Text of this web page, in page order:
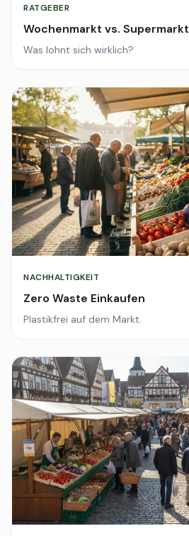
RATGEBER
Wochenmarkt vs. Supermarkt
Was lohnt sich wirklich?
NACHHALTIGKEIT
Zero Waste Einkaufen
Plastikfrei auf dem Markt.